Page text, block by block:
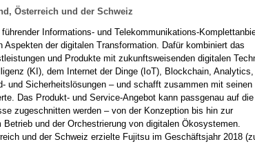
Österreich und der Schweiz
Informations- und Telekommunikations-
Aspekten der digitalen Transformation. Dafür kombiniert das
und Produkte mit zukunftsweisenden digitalen
(KI), dem Internet der Dinge (IoT), Blockchain, Analytics,
und Sicherheitslösungen – und schafft zusammen mit seinen
Das Produkt- und Service-Angebot kann passgenau auf die
zugeschnitten werden – von der Konzeption bis hin zur
Betrieb und der Orchestrierung von digitalen Ökosystemen.
und der Schweiz erzielte Fujitsu im Geschäftsjahr 2018